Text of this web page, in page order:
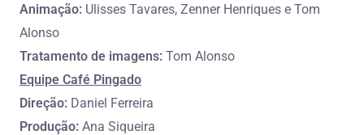
Animação: Ulisses Tavares, Zenner Henriques e Tom
Alonso
Tratamento de imagens: Tom Alonso
Equipe Café Pingado
Direção: Daniel Ferreira
Produção: Ana Siqueira